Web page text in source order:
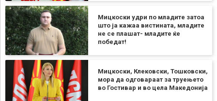
Мицкоски удри по младите затоа
што ја кажаа вистината, младите
не се плашат- младите ќе
победат!
Мицкоски, Клековски, Тошковски,
мора да одговараат за труењето
во Гостивар и во цела Македонија